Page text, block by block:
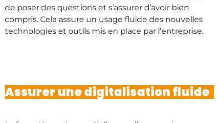
de poser des questions et s’assurer d’avoir bien
compris. Cela assure un usage fluide des nouvelles
technologies et outils mis en place par l’entreprise.
Assurer une digitalisation fluide